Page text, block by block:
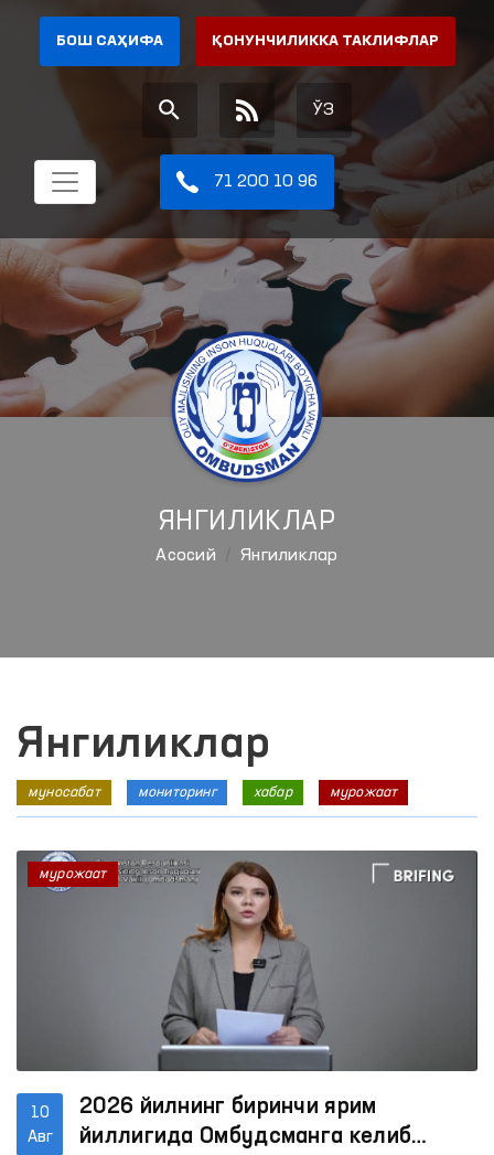
БОШ САҲИФА ҚОНУНЧИЛИККА ТАКЛИФЛАР
ЎЗ
71 200 10 96
ЯНГИЛИКЛАР
Aсосий Янгиликлар
Янгиликлар
муносабат мониторинг хабар мурожаат
10
Авг
2026 йилнинг биринчи ярим
йиллигида Омбудсманга келиб
мурожаат